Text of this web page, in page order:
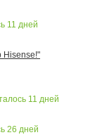
11 дней
Hisense!"
11 дней
26 дней